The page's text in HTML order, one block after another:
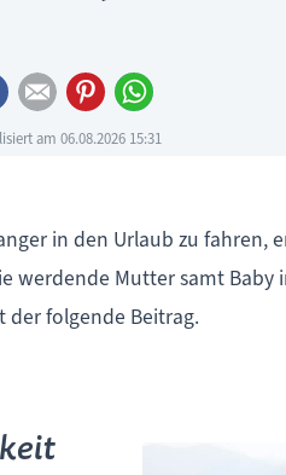
Facebook
E-mail Pinterest
am 06.08.2026 15:31
in den Urlaub zu fahren,
werdende Mutter samt
der folgende Beitrag.